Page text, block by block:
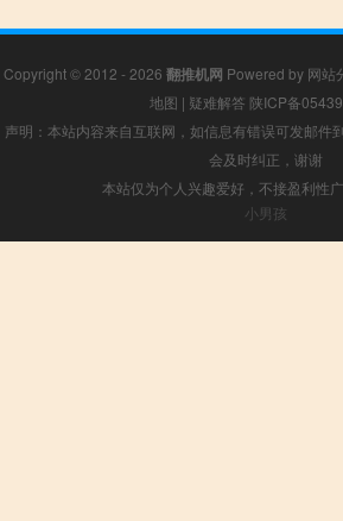
Copyright © 2012 - 2026 翻推机网 Powered by 网站
地图 | 疑难解答 陕ICP备
声明：本站内容来自互联网，如信息有错误可发邮件
会及时纠正，谢谢
本站仅为个人兴趣爱好，不接盈利性
小男孩